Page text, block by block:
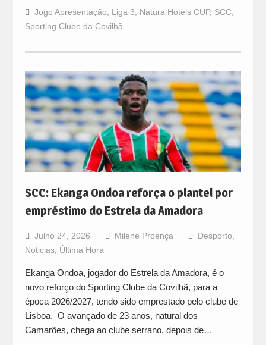
Jogo Apresentação, Liga 3, Natura Hotels CUP, SCC,
Sporting Clube da Covilhã
SCC: Ekanga Ondoa reforça o plantel por
empréstimo do Estrela da Amadora
Julho 24, 2026 Milene Proença Desporto,
Noticias, Última Hora
Ekanga Ondoa, jogador do Estrela da Amadora, é o
novo reforço do Sporting Clube da Covilhã, para a
época 2026/2027, tendo sido emprestado pelo clube de
Lisboa. O avançado de 23 anos, natural dos
Camarões, chega ao clube serrano, depois de…